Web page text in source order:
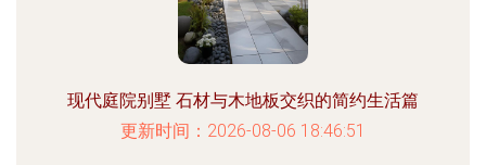
现代庭院别墅 石材与木地板交织的简约生活篇
更新时间：2026-08-06 18:46:51